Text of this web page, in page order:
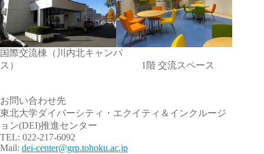
国際交流棟（川内北キャンパ
ス） 1階 交流スペース
お問い合わせ先
東北大学ダイバーシティ・エクイティ＆インクルージ
ョン(DEI)推進センター
TEL: 022-217-6092
Mail: dei-center@grp.tohoku.ac.jp